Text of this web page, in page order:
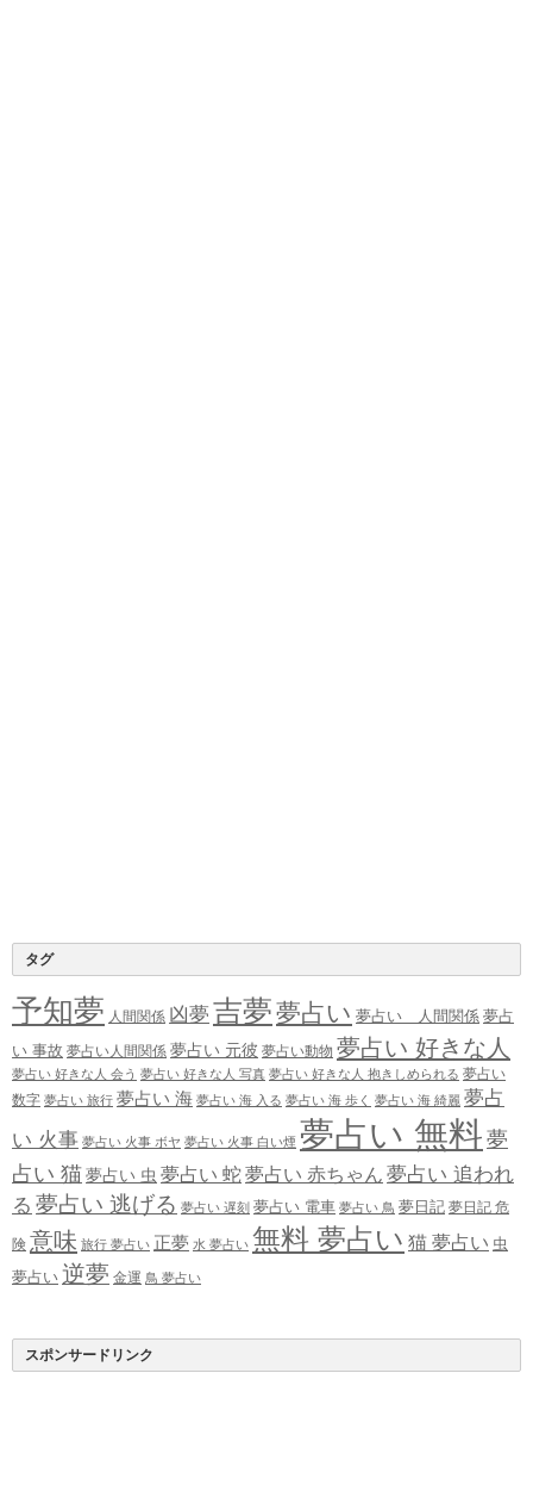
タグ
予知夢 人間関係 凶夢 吉夢夢占い 夢占い 人間関係 夢占
い 事故 夢占い人間関係 夢占い 元彼 夢占い動物 夢占い 好きな人
夢占い 好きな人 会う 夢占い 好きな人 写真 夢占い 好きな人 抱きしめられる 夢占い
数字 夢占い 旅行 夢占い 海 夢占い 海 入る 夢占い 海 歩く 夢占い 海 綺麗 夢占
い 火事 夢占い 火事 ボヤ 夢占い 火事 白い煙 夢占い 無料 夢
占い 猫夢占い 虫 夢占い 蛇夢占い 赤ちゃん 夢占い 追われ
る 夢占い 逃げる 夢占い 遅刻 夢占い 電車 夢占い 鳥 夢日記 夢日記 危
険 意味 旅行 夢占い 正夢 水 夢占い 無料 夢占い 猫 夢占い 虫
夢占い 逆夢 金運 鳥 夢占い
スポンサードリンク